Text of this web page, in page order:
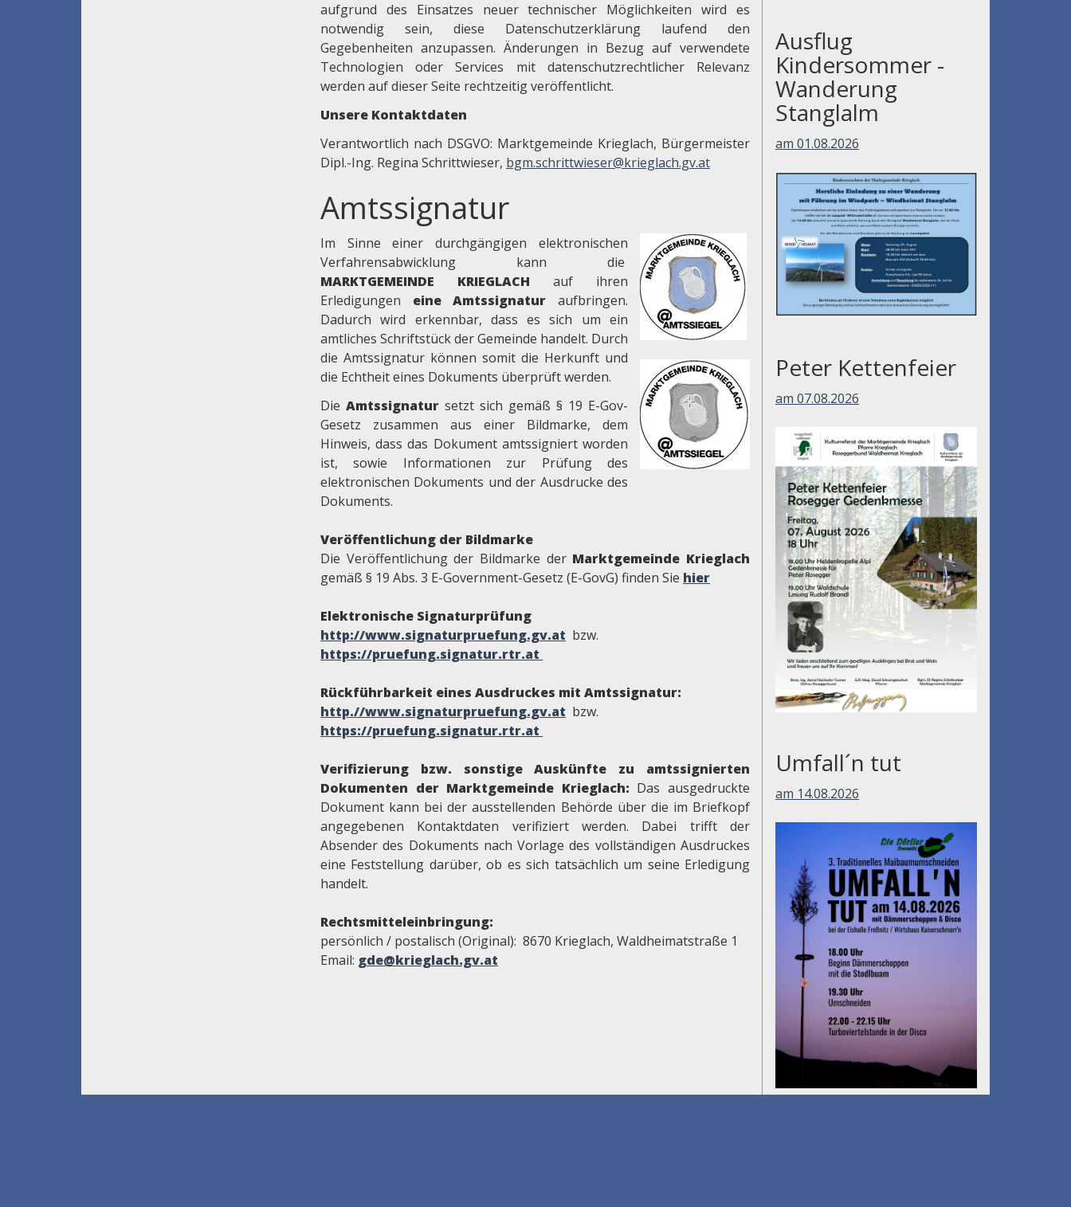
aufgrund des Einsatzes neuer technischer Möglichkeiten wird es
notwendig sein, diese Datenschutzerklärung laufend den
Gegebenheiten anzupassen. Änderungen in Bezug auf verwendete
Technologien oder Services mit datenschutzrechtlicher Relevanz
werden auf dieser Seite rechtzeitig veröffentlicht.
Unsere Kontaktdaten
Verantwortlich nach DSGVO: Marktgemeinde Krieglach, Bürgermeister
Dipl.-Ing. Regina Schrittwieser, bgm.schrittwieser@krieglach.gv.at
Amtssignatur
Im Sinne einer durchgängigen elektronischen
Verfahrensabwicklung kann die
MARKTGEMEINDE KRIEGLACH auf ihren
Erledigungen eine Amtssignatur aufbringen.
Dadurch wird erkennbar, dass es sich um ein
amtliches Schriftstück der Gemeinde handelt. Durch
die Amtssignatur können somit die Herkunft und
die Echtheit eines Dokuments überprüft werden.
Die Amtssignatur setzt sich gemäß § 19 E-Gov-
Gesetz zusammen aus einer Bildmarke, dem
Hinweis, dass das Dokument amtssigniert worden
ist, sowie Informationen zur Prüfung des
elektronischen Dokuments und der Ausdrucke des
Dokuments.
Veröffentlichung der Bildmarke
Die Veröffentlichung der Bildmarke der Marktgemeinde Krieglach
gemäß § 19 Abs. 3 E-Government-Gesetz (E-GovG) finden Sie hier
Elektronische Signaturprüfung
http://www.signaturpruefung.gv.at bzw.
https://pruefung.signatur.rtr.at
Rückführbarkeit eines Ausdruckes mit Amtssignatur:
http.//www.signaturpruefung.gv.at bzw.
https://pruefung.signatur.rtr.at
Verifizierung bzw. sonstige Auskünfte zu amtssignierten
Dokumenten der Marktgemeinde Krieglach: Das ausgedruckte
Dokument kann bei der ausstellenden Behörde über die im Briefkopf
angegebenen Kontaktdaten verifiziert werden. Dabei trifft der
Absender des Dokuments nach Vorlage des vollständigen Ausdruckes
eine Feststellung darüber, ob es sich tatsächlich um seine Erledigung
handelt.
Rechtsmitteleinbringung:
persönlich / postalisch (Original): 8670 Krieglach, Waldheimatstraße 1
Email: gde@krieglach.gv.at
Ausflug
Kindersommer -
Wanderung
Stanglalm
am 01.08.2026
Peter Kettenfeier
am 07.08.2026
Umfall´n tut
am 14.08.2026